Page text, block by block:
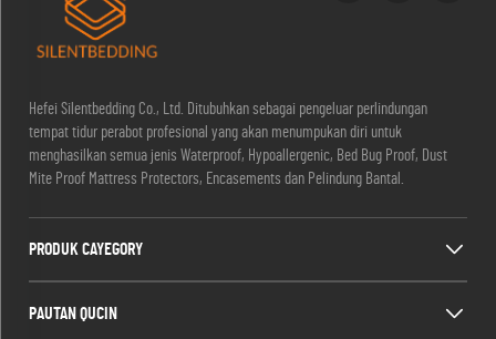
Hefei Silentbedding Co., Ltd. Ditubuhkan sebagai pengeluar perlindungan
tempat tidur perabot profesional yang akan menumpukan diri untuk
menghasilkan semua jenis Waterproof, Hypoallergenic, Bed Bug Proof, Dust
Mite Proof Mattress Protectors, Encasements dan Pelindung Bantal.
PRODUK CAYEGORY
PAUTAN QUCIN